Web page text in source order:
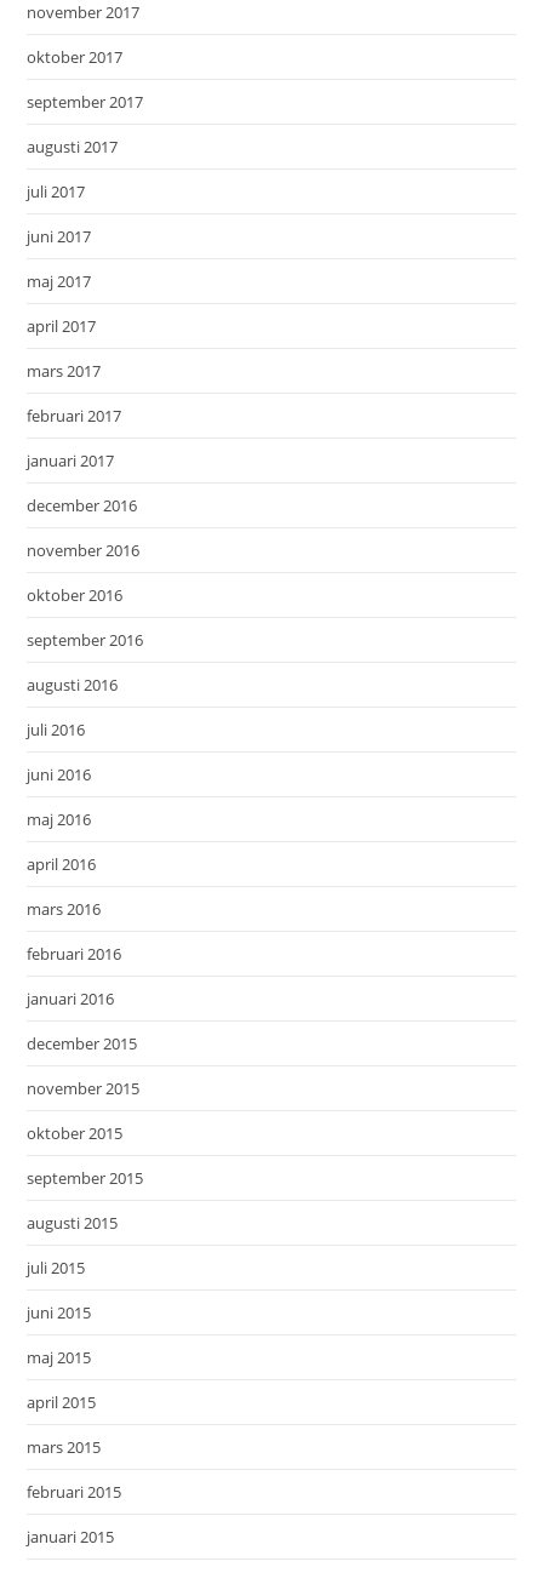
november 2017
oktober 2017
september 2017
augusti 2017
juli 2017
juni 2017
maj 2017
april 2017
mars 2017
februari 2017
januari 2017
december 2016
november 2016
oktober 2016
september 2016
augusti 2016
juli 2016
juni 2016
maj 2016
april 2016
mars 2016
februari 2016
januari 2016
december 2015
november 2015
oktober 2015
september 2015
augusti 2015
juli 2015
juni 2015
maj 2015
april 2015
mars 2015
februari 2015
januari 2015